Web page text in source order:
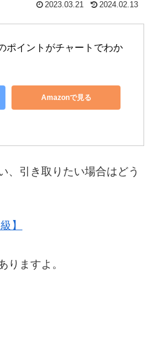
2023.03.21 2024.02.13
ポイントがチャートでわか
Amazonで見る
、引き取りたい場合はどう
】
りますよ。